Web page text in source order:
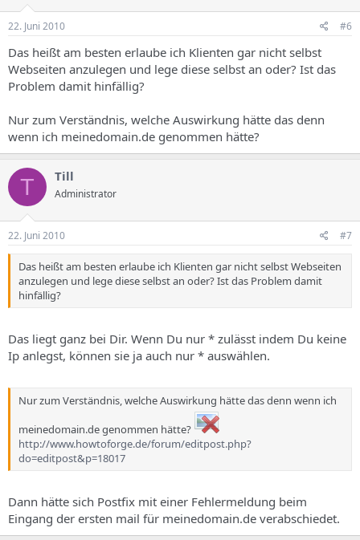
22. Juni 2010 #6
Das heißt am besten erlaube ich Klienten gar nicht selbst
Webseiten anzulegen und lege diese selbst an oder? Ist das
Problem damit hinfällig?
Nur zum Verständnis, welche Auswirkung hätte das denn
wenn ich meinedomain.de genommen hätte?
T Till
Administrator
22. Juni 2010 #7
Das heißt am besten erlaube ich Klienten gar nicht selbst Webseiten
anzulegen und lege diese selbst an oder? Ist das Problem damit
hinfällig?
Das liegt ganz bei Dir. Wenn Du nur * zulässt indem Du keine
Ip anlegst, können sie ja auch nur * auswählen.
Nur zum Verständnis, welche Auswirkung hätte das denn wenn ich
meinedomain.de genommen hätte?
http://www.howtoforge.de/forum/editpost.php?
do=editpost&p=18017
Dann hätte sich Postfix mit einer Fehlermeldung beim
Eingang der ersten mail für meinedomain.de verabschiedet.